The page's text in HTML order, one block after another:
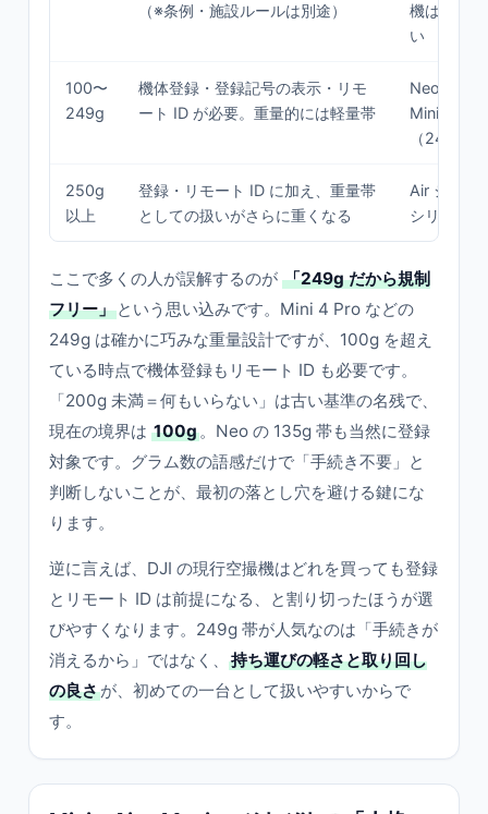
（※条例・施設ルールは別途）
機はここ
い
100〜
249g
機体登録・登録記号の表示・リモ
ート ID が必要。重量的には軽量帯
Neo（
Mini シリ
（249g
250g
以上
登録・リモート ID に加え、重量帯
としての扱いがさらに重くなる
Air シリー
シリーズ
ここで多くの人が誤解するのが 「249g だから規制
フリー」 という思い込みです。Mini 4 Pro などの
249g は確かに巧みな重量設計ですが、100g を超え
ている時点で機体登録もリモート ID も必要です。
「200g 未満＝何もいらない」は古い基準の名残で、
現在の境界は 100g。Neo の 135g 帯も当然に登録
対象です。グラム数の語感だけで「手続き不要」と
判断しないことが、最初の落とし穴を避ける鍵にな
ります。
逆に言えば、DJI の現行空撮機はどれを買っても登録
とリモート ID は前提になる、と割り切ったほうが選
びやすくなります。249g 帯が人気なのは「手続きが
消えるから」ではなく、
持ち運びの軽さと取り回し
の良さが、初めての一台として扱いやすいからで
す。